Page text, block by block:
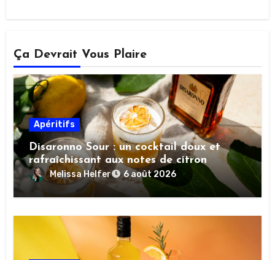
Ça Devrait Vous Plaire
Apéritifs
Disaronno Sour : un cocktail doux et
rafraîchissant aux notes de citron
Melissa Helfer 6 août 2026